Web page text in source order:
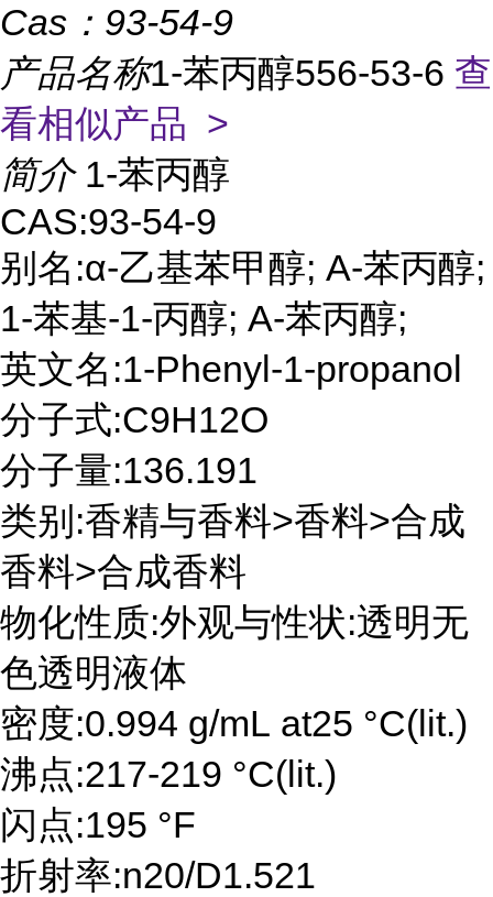
Cas： 93-54-9
产品名称1-苯丙醇556-53-6 查
看相似产品 >
简介 1-苯丙醇
CAS:93-54-9
别名:α-乙基苯甲醇; Α-苯丙醇;
1-苯基-1-丙醇; A-苯丙醇;
英文名:1-Phenyl-1-propanol
分子式:C9H12O
分子量:136.191
类别:香精与香料>香料>合成
香料>合成香料
物化性质:外观与性状:透明无
色透明液体
密度:0.994 g/mL at25 °C(lit.)
沸点:217-219 °C(lit.)
闪点:195 °F
折射率:n20/D1.521